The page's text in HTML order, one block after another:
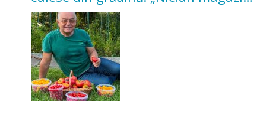
nu poate oferi această satisfacție”